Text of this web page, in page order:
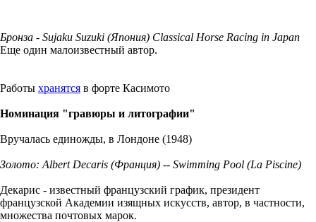
Бронза - Sujaku Suzuki (Япония) Classical Horse Racing in Japan
Еще один малоизвестный автор.
Работы хранятся в форте Касимото
Номинация "гравюры и литографии"
Вручалась единожды, в Лондоне (1948)
Золото: Albert Decaris (Франция) -- Swimming Pool (La Piscine)
Декарис - известный французский график, президент
французской Академии изящных искусств, автор, в частности,
множества почтовых марок.